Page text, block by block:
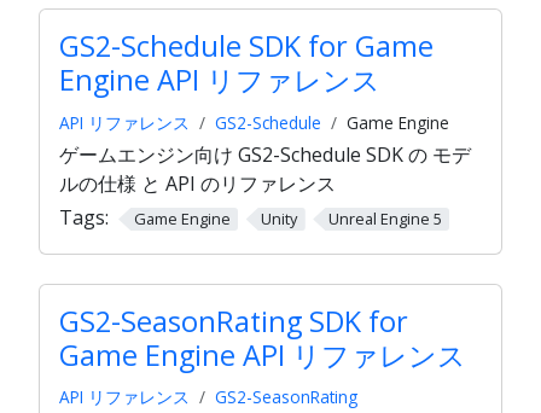
GS2-Schedule SDK for Game
Engine API リファレンス
API リファレンス GS2-Schedule Game Engine
ゲームエンジン向け GS2-Schedule SDK の モデ
ルの仕様 と API のリファレンス
Tags:
Game Engine Unity Unreal Engine 5
GS2-SeasonRating SDK for
Game Engine API リファレンス
API リファレンス
GS2-SeasonRating